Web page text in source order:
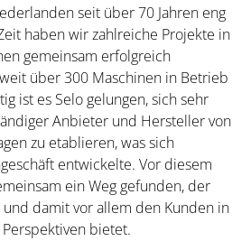
seit über 70 Jahren eng
haben wir zahlreiche Projekte in
gemeinsam erfolgreich
über 300 Maschinen in Betrieb
ist es Selo gelungen, sich sehr
Anbieter und Hersteller von
zu etablieren, was sich
entwickelte. Vor diesem
ein Weg gefunden, der
damit vor allem den Kunden in
bietet.